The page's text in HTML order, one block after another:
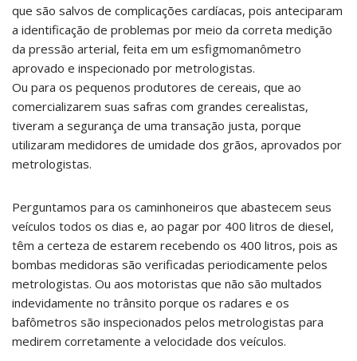
que são salvos de complicações cardíacas, pois anteciparam
a identificação de problemas por meio da correta medição
da pressão arterial, feita em um esfigmomanômetro
aprovado e inspecionado por metrologistas.
Ou para os pequenos produtores de cereais, que ao
comercializarem suas safras com grandes cerealistas,
tiveram a segurança de uma transação justa, porque
utilizaram medidores de umidade dos grãos, aprovados por
metrologistas.
Perguntamos para os caminhoneiros que abastecem seus
veículos todos os dias e, ao pagar por 400 litros de diesel,
têm a certeza de estarem recebendo os 400 litros, pois as
bombas medidoras são verificadas periodicamente pelos
metrologistas. Ou aos motoristas que não são multados
indevidamente no trânsito porque os radares e os
bafômetros são inspecionados pelos metrologistas para
medirem corretamente a velocidade dos veículos.